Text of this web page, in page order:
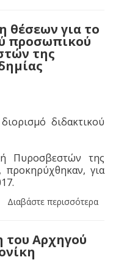
θέσεων για το
προσωπικού
της
διδακτικού
Πυροσβεστών της
προκηρύχθηκαν, για
Διαβάστε περισσότερα
του Αρχηγού